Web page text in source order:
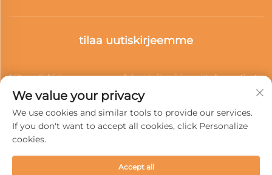
tilaa uutiskirjeemme
Liity uutiskirjeeseemme saadaksesi viimeisimmät alan uutiset,
päivitykset ja meidän tiimin antamat näkemykset.
We value your privacy
We use cookies and similar tools to provide our services.
If you don't want to accept all cookies, click Personalize
cookies.
Accept all